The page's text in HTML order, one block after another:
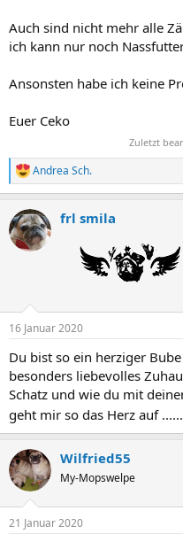
Auch sind nicht mehr alle
ich kann nur noch
Ansonsten habe ich keine
Euer Ceko
Zuletzt
R
e
k
t
i
:
Andrea Sch.
frl smila
16 Januar 2020
Du bist so ein herziger
besonders liebevolles
Schatz und wie du mit
geht mir so das Herz auf ......
Wilfried55
My-Mopswelpe
21 Januar 2020